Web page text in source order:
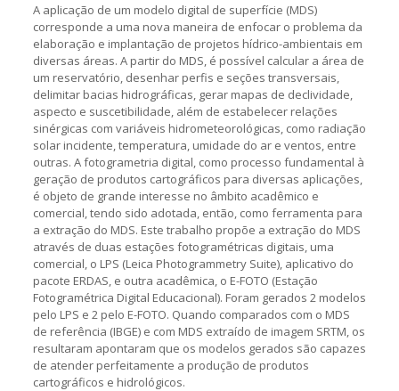
A aplicação de um modelo digital de superfície (MDS)
corresponde a uma nova maneira de enfocar o problema da
elaboração e implantação de projetos hídrico-ambientais em
diversas áreas. A partir do MDS, é possível calcular a área de
um reservatório, desenhar perfis e seções transversais,
delimitar bacias hidrográficas, gerar mapas de declividade,
aspecto e suscetibilidade, além de estabelecer relações
sinérgicas com variáveis hidrometeorológicas, como radiação
solar incidente, temperatura, umidade do ar e ventos, entre
outras. A fotogrametria digital, como processo fundamental à
geração de produtos cartográficos para diversas aplicações,
é objeto de grande interesse no âmbito acadêmico e
comercial, tendo sido adotada, então, como ferramenta para
a extração do MDS. Este trabalho propõe a extração do MDS
através de duas estações fotogramétricas digitais, uma
comercial, o LPS (Leica Photogrammetry Suite), aplicativo do
pacote ERDAS, e outra acadêmica, o E-FOTO (Estação
Fotogramétrica Digital Educacional). Foram gerados 2 modelos
pelo LPS e 2 pelo E-FOTO. Quando comparados com o MDS
de referência (IBGE) e com MDS extraído de imagem SRTM, os
resultaram apontaram que os modelos gerados são capazes
de atender perfeitamente a produção de produtos
cartográficos e hidrológicos.